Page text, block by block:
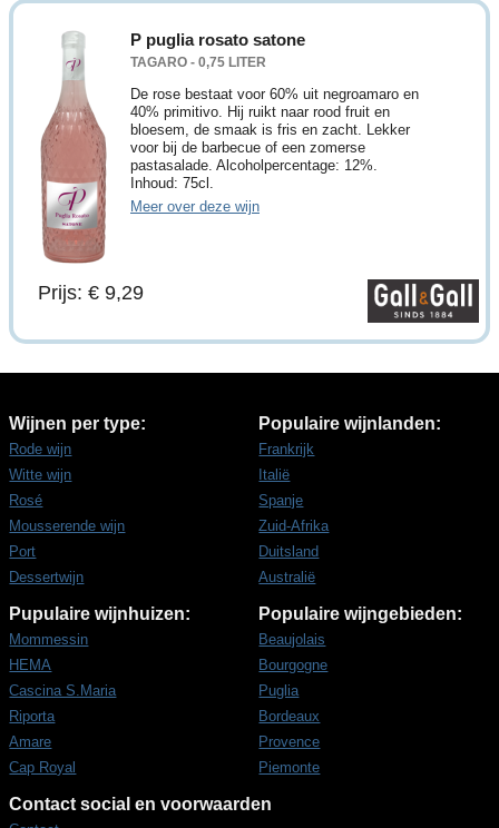
P puglia rosato satone
TAGARO - 0,75 LITER
De rose bestaat voor 60% uit negroamaro en
40% primitivo. Hij ruikt naar rood fruit en
bloesem, de smaak is fris en zacht. Lekker
voor bij de barbecue of een zomerse
pastasalade. Alcoholpercentage: 12%.
Inhoud: 75cl.
Meer over deze wijn
Prijs: € 9,29
Wijnen per type:
Rode wijn
Witte wijn
Rosé
Mousserende wijn
Port
Dessertwijn
Populaire wijnlanden:
Frankrijk
Italië
Spanje
Zuid-Afrika
Duitsland
Australië
Pupulaire wijnhuizen:
Mommessin
HEMA
Cascina S.Maria
Riporta
Amare
Cap Royal
Populaire wijngebieden:
Beaujolais
Bourgogne
Puglia
Bordeaux
Provence
Piemonte
Contact social en voorwaarden